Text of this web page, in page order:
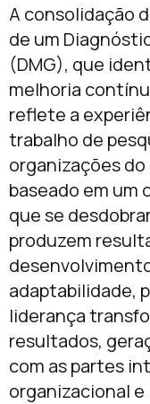
A consolidação
de um
(DMG), que
melhoria
reflete a
trabalho de
organizações
baseado em
que se
produzem
adaptabilidade,
liderança
resultados,
com as partes
organizacional e